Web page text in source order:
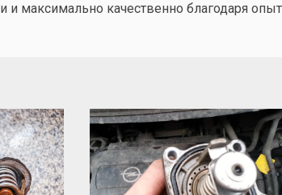
и максимально качественно благодаря